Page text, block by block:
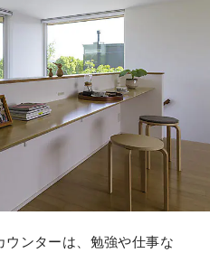
ンターは、勉強や仕事な